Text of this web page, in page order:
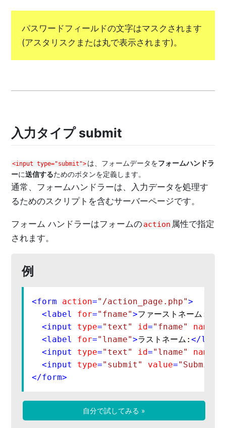
パスワードフィールドの文字はマスクされます
(アスタリスクまたは丸で表示されます)。
入力タイプ submit
<input type="submit"> は、フォームデータをフォームハンドラ
ーに送信するためのボタンを定義します。
通常、フォームハンドラーは、入力データを処理す
るためのスクリプトを含むサーバーページです。
フォーム ハンドラーはフォームのaction 属性で指定
されます。
例
<form action="/action_page.php">
<label for="fname">ファーストネーム:
<input type="text" id="fname" name
<label for="lname">ラストネーム:</
<input type="text" id="lname" name
<input type="submit" value="Submit"
</form>
自分で試してみる »